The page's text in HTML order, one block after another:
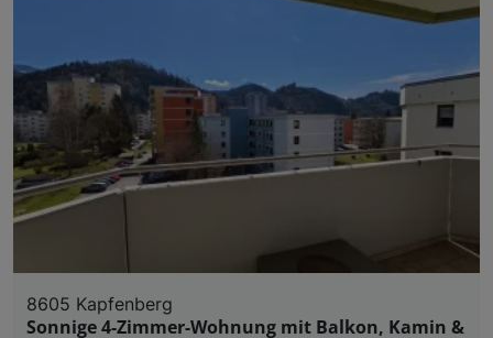
8605 Kapfenberg
Sonnige 4-Zimmer-Wohnung mit Balkon, Kamin &